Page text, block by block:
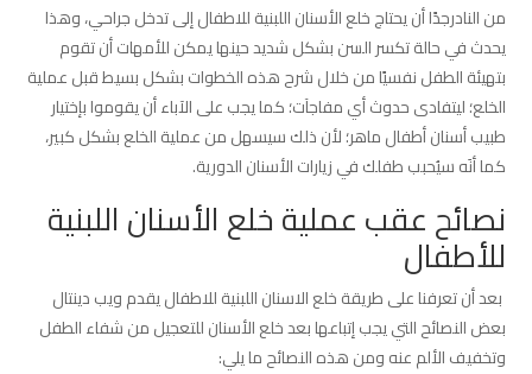
من النادرجدًا أن يحتاج خلع الأسنان اللبنية للاطفال إلى تدخل جراحي، وهذا
يحدث في حالة تكسر السن بشكل شديد حينها يمكن للأمهات أن تقوم
بتهيئة الطفل نفسيًا من خلال شرح هذه الخطوات بشكل بسيط قبل عملية
الخلع؛ ليتفادى حدوث أي مفاجآت؛ كما يجب على الآباء أن يقوموا بإختيار
طبيب أسنان أطفال ماهر؛ لأن ذلك سيسهل من عملية الخلع بشكل كبير،
كما أنَه سيُحبب طفلك في زيارات الأسنان الدورية.
نصائح عقب عملية خلع الأسنان اللبنية
للأطفال
بعد أن تعرفنا على طريقة خلع الاسنان اللبنية للاطفال يقدم ويب دينتال
بعض النصائح التي يجب إتباعها بعد خلع الأسنان للتعجيل من شفاء الطفل
وتخفيف الألم عنه ومن هذه النصائح ما يلي: